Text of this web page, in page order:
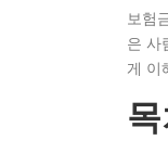
보험
은 사
게 이